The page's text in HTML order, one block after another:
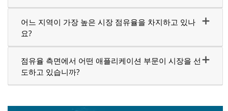
어느 지역이 가장 높은 시장 점유율을 차지하고 있나
요?
점유율 측면에서 어떤 애플리케이션 부문이 시장을 선
도하고 있습니까?